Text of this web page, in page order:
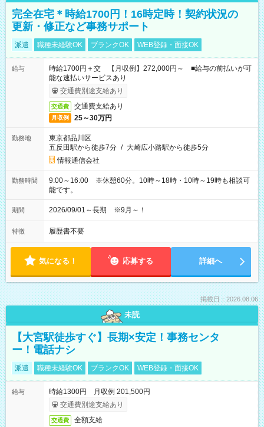
完全在宅＊時給1700円！16時定時！契約状況の
更新・修正など事務サポート
派遣 職種未経験OK ブランクOK WEB登録・面接OK
給与
時給1700円＋交 【月収例】272,000円～ ■給与の前払いが可
能な速払いサービスあり
交通費別途支給あり
交通費 交通費支給あり
月収例 25～30万円
勤務地
東京都品川区
五反田駅から徒歩7分 / 大崎広小路駅から徒歩5分
情報通信会社
勤務時間
9:00～16:00 ※休憩60分。10時～18時・10時～19時も相談可
能です。
期間 2026/09/01～長期 ※9月～！
特徴 履歴書不要
気になる！ 応募する 詳細へ
掲載日：2026.08.06
未読
【大宮駅徒歩すぐ】長期×安定！事務センタ
ー！電話ナシ
派遣 職種未経験OK ブランクOK WEB登録・面接OK
給与
時給1300円 月収例 201,500円
交通費別途支給あり
交通費 全額支給